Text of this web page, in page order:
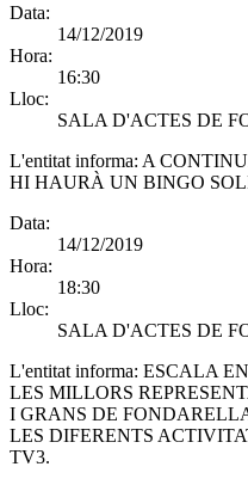
Data:
14/12/2019
Hora:
16:30
Lloc:
SALA D'ACTES DE
L'entitat informa: A
HI HAURÀ UN BINGO
Data:
14/12/2019
Hora:
18:30
Lloc:
SALA D'ACTES DE
L'entitat informa: ESCALA
LES MILLORS
I GRANS DE
LES DIFERENTS
TV3.